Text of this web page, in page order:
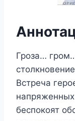
Гроза…
Встреча
беспокоят